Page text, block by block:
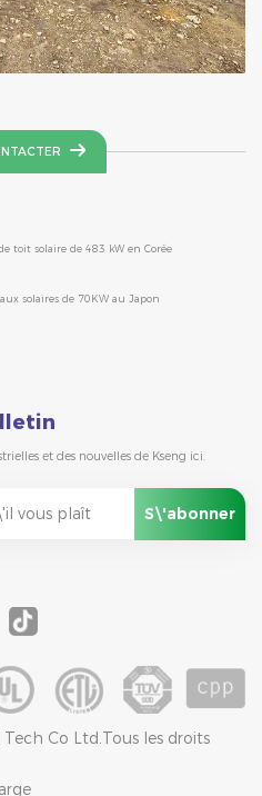
toit solaire de 483 kW en Corée
solaires de 70KW au Japon
et des nouvelles de Kseng ici.
Co Ltd.Tous les droits